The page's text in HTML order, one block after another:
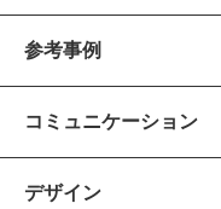
参考事例
コミュニケーション
デザイン